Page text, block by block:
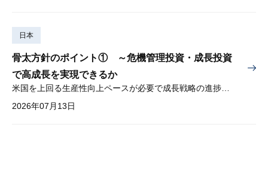
日本
骨太方針のポイント① ～危機管理投資・成長投資
で高成長を実現できるか
米国を上回る生産性向上ペースが必要で成長戦略の進捗管理も課題
2026年07月13日